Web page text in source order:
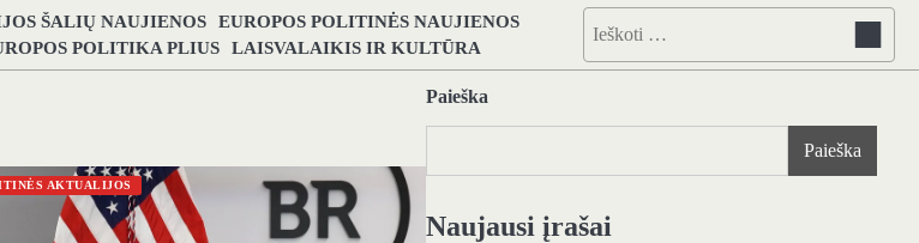
ŠALIŲ NAUJIENOS EUROPOS POLITINĖS NAUJIENOS
POLITIKA PLIUS LAISVALAIKIS IR KULTŪRA
Ieškoti:
AKTUALIJOS
Paieška
Paieška
Naujausi įrašai